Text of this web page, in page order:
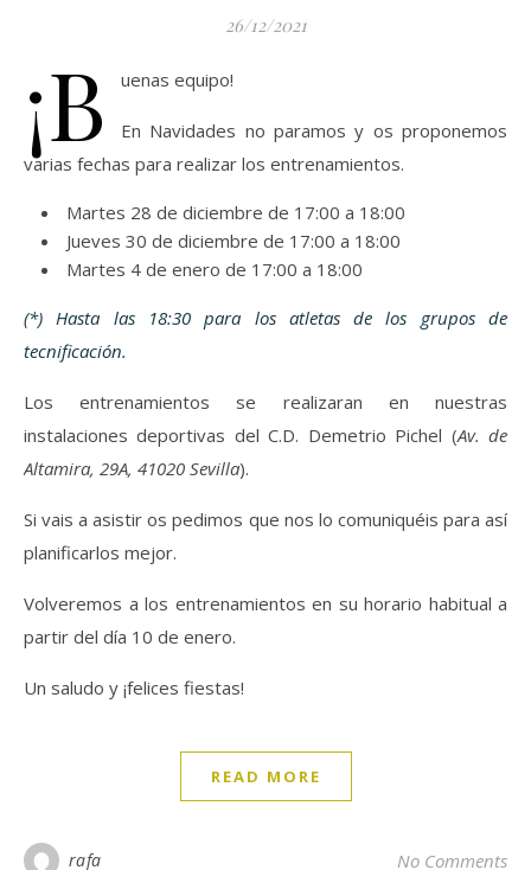
26/12/2021
¡B uenas equipo!
En Navidades no paramos y os proponemos
varias fechas para realizar los entrenamientos.
Martes 28 de diciembre de 17:00 a 18:00
Jueves 30 de diciembre de 17:00 a 18:00
Martes 4 de enero de 17:00 a 18:00
(*) Hasta las 18:30 para los atletas de los grupos de
tecnificación.
Los entrenamientos se realizaran en nuestras
instalaciones deportivas del C.D. Demetrio Pichel (Av. de
Altamira, 29A, 41020 Sevilla).
Si vais a asistir os pedimos que nos lo comuniquéis para así
planificarlos mejor.
Volveremos a los entrenamientos en su horario habitual a
partir del día 10 de enero.
Un saludo y ¡felices fiestas!
READ MORE
rafa No Comments